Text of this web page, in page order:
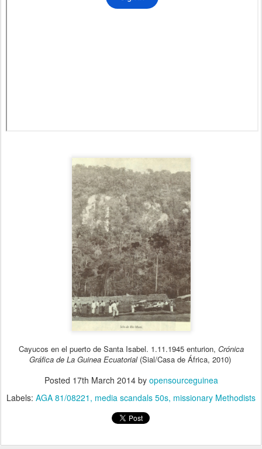
Cayucos en el puerto de Santa Isabel. 1.11.1945 enturion, Crónica
Gráfica de La Guinea Ecuatorial(Sial/Casa de África, 2010)
Posted 17th March 2014by opensourceguinea
Labels: AGA 81/08221 media scandals 50s missionary Methodists